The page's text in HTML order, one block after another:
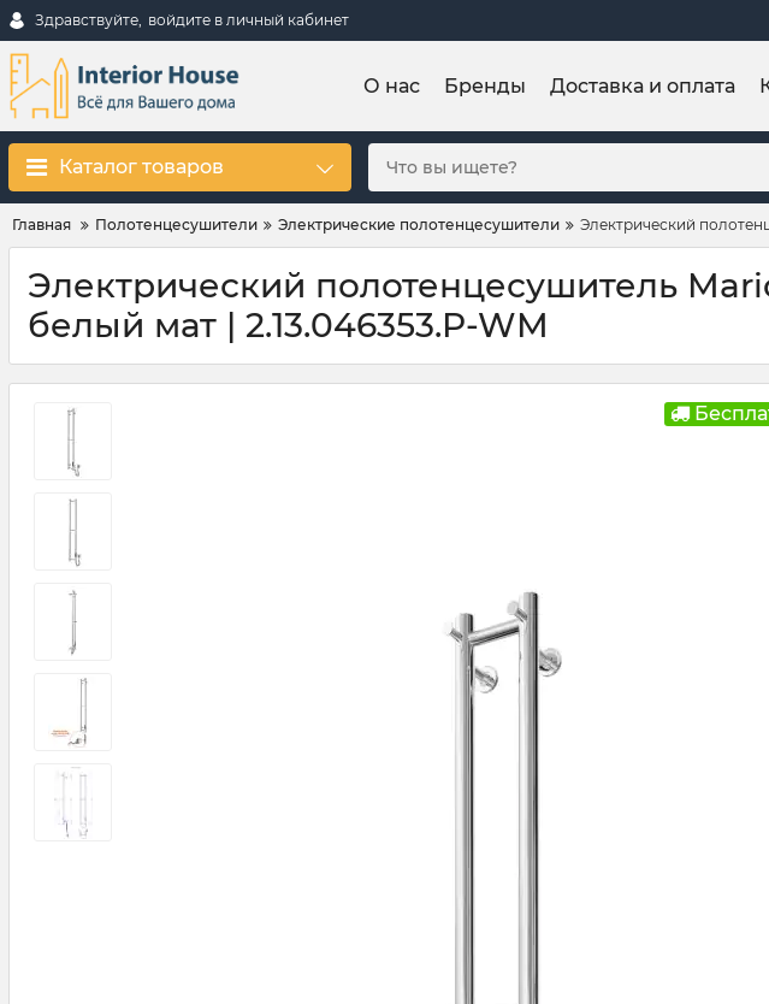
Здравствуйте, войдите в личный кабинет
О нас Бренды Доставка и оплата
Каталог товаров
Главная Полотенцесушители Электрические полотенцесушители Электрический
Электрический полотенцесушитель
белый мат | 2.13.046353.P-WM